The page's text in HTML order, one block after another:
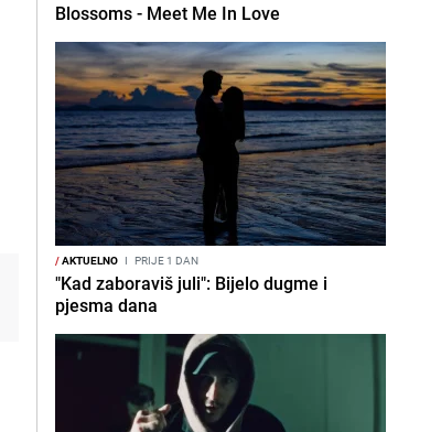
Blossoms - Meet Me In Love
/AKTUELNO I PRIJE 1 DAN
"Kad zaboraviš juli": Bijelo dugme i
pjesma dana